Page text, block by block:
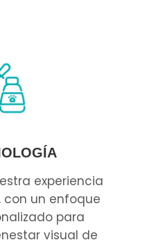
experiencia
un enfoque
para
visual de